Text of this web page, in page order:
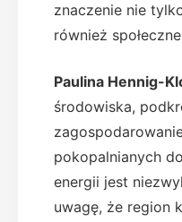
znaczenie nie
również
Paulina Hennig-
środowiska,
pokopalnianych
energii jest
uwagę, że region